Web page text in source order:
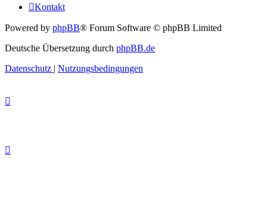
Kontakt
Powered by phpBB® Forum Software © phpBB Limited
Deutsche Übersetzung durch phpBB.de
Datenschutz | Nutzungsbedingungen